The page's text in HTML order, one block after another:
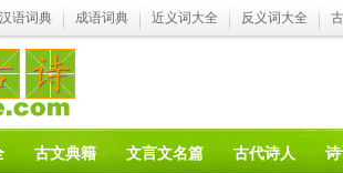
汉语词典 成语词典 近义词大全 反义词大全
古文典籍 文言文名篇 古代诗人